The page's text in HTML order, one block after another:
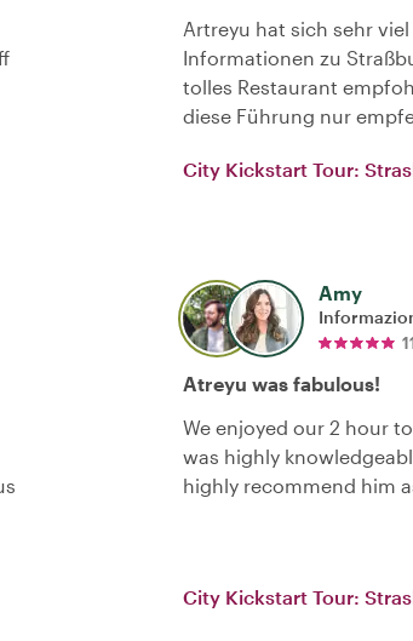
Artreyu hat sich sehr
Informationen zu
tolles Restaurant
diese Führung nur
City Kickstart Tour:
Amy
Atreyu was fabulous!
We enjoyed our 2 hour
was highly
highly recommend him
City Kickstart Tour: